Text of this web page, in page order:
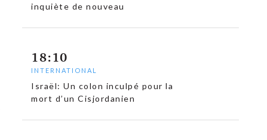
inquiète de nouveau
18:10
INTERNATIONAL
Israël: Un colon inculpé pour la
mort d’un Cisjordanien